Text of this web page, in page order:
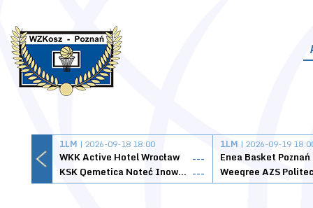
1LM | 2026-09-18 18:00
WKK Active Hotel Wrocław
---
KSK Qemetica Noteć Inowrocław ---
1LM | 2026-09-19
Enea Basket Poznań